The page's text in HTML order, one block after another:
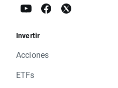
Invertir
Acciones
ETFs